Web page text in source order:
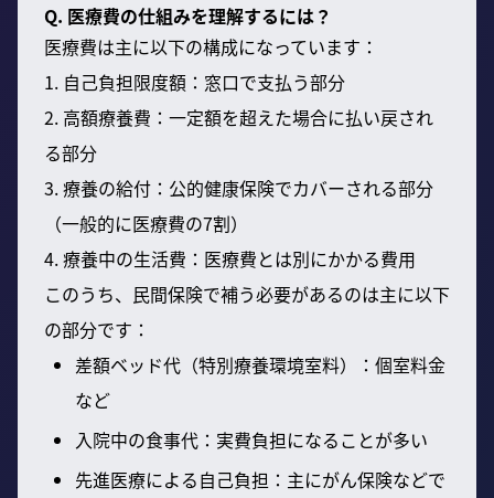
Q. 医療費の仕組みを理解するには？
医療費は主に以下の構成になっています：
1. 自己負担限度額：窓口で支払う部分
2. 高額療養費：一定額を超えた場合に払い戻され
る部分
3. 療養の給付：公的健康保険でカバーされる部分
（一般的に医療費の7割）
4. 療養中の生活費：医療費とは別にかかる費用
このうち、民間保険で補う必要があるのは主に以下
の部分です：
差額ベッド代（特別療養環境室料）：個室料金
など
入院中の食事代：実費負担になることが多い
先進医療による自己負担：主にがん保険などで